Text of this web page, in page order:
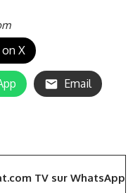
on X
Email
TV sur WhatsApp